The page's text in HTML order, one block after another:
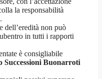
la responsabilità
dell’eredità non può
in tutti i rapporti
è consigliabile
Successioni Buonarroti